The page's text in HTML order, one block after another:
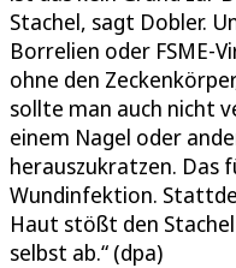
Stachel, sagt Dobler.
Borrelien oder FSME-
ohne den
sollte man auch nicht
einem Nagel oder
herauszukratzen. Das
Wundinfektion.
Haut stößt den
selbst ab.“ (dpa)